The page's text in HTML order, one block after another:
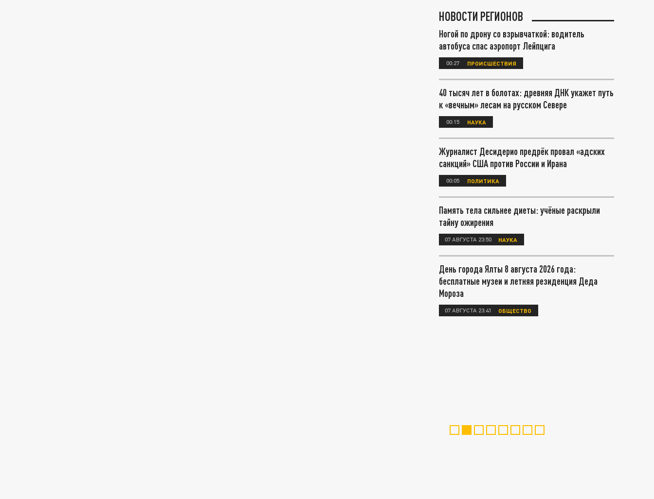
НОВОСТИ РЕГИОНОВ
Ногой по дрону со взрывчаткой: водитель
автобуса спас аэропорт Лейпцига
00:27 ПРОИСШЕСТВИЯ
40 тысяч лет в болотах: древняя ДНК укажет путь
к «вечным» лесам на русском Севере
00:15 НАУКА
Журналист Десидерио предрёк провал «адских
санкций» США против России и Ирана
00:05 ПОЛИТИКА
Память тела сильнее диеты: учёные раскрыли
тайну ожирения
07 АВГУСТА 23:50 НАУКА
День города Ялты 8 августа 2026 года:
бесплатные музеи и летняя резиденция Деда
Мороза
07 АВГУСТА 23:41 ОБЩЕСТВО